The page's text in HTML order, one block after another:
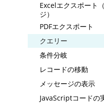
Excelエクスポート
ジ）
PDFエクスポート
クエリー
条件分岐
レコードの移動
メッセージの表示
JavaScriptコードの